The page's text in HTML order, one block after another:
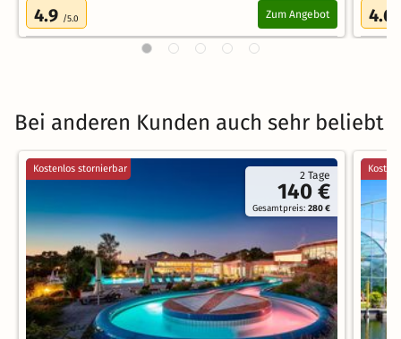
4.9 /5.0 Zum Angebot 4.6
Bei anderen Kunden auch sehr beliebt
2 Tage
140 €
Gesamtpreis:280 €
Kostenlos stornierbar